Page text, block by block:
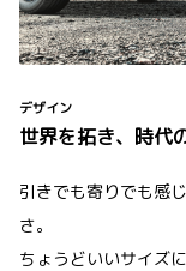
デザイン
世界を拓き、時代
引きでも寄りでも感
さ。
ちょうどいいサイズ